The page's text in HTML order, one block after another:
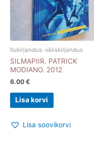
Ilukirjandus: väliskirjandus
SILMAPIIR. PATRICK
MODIANO. 2012
6.00 €
Lisa korvi
Lisa soovikorvi